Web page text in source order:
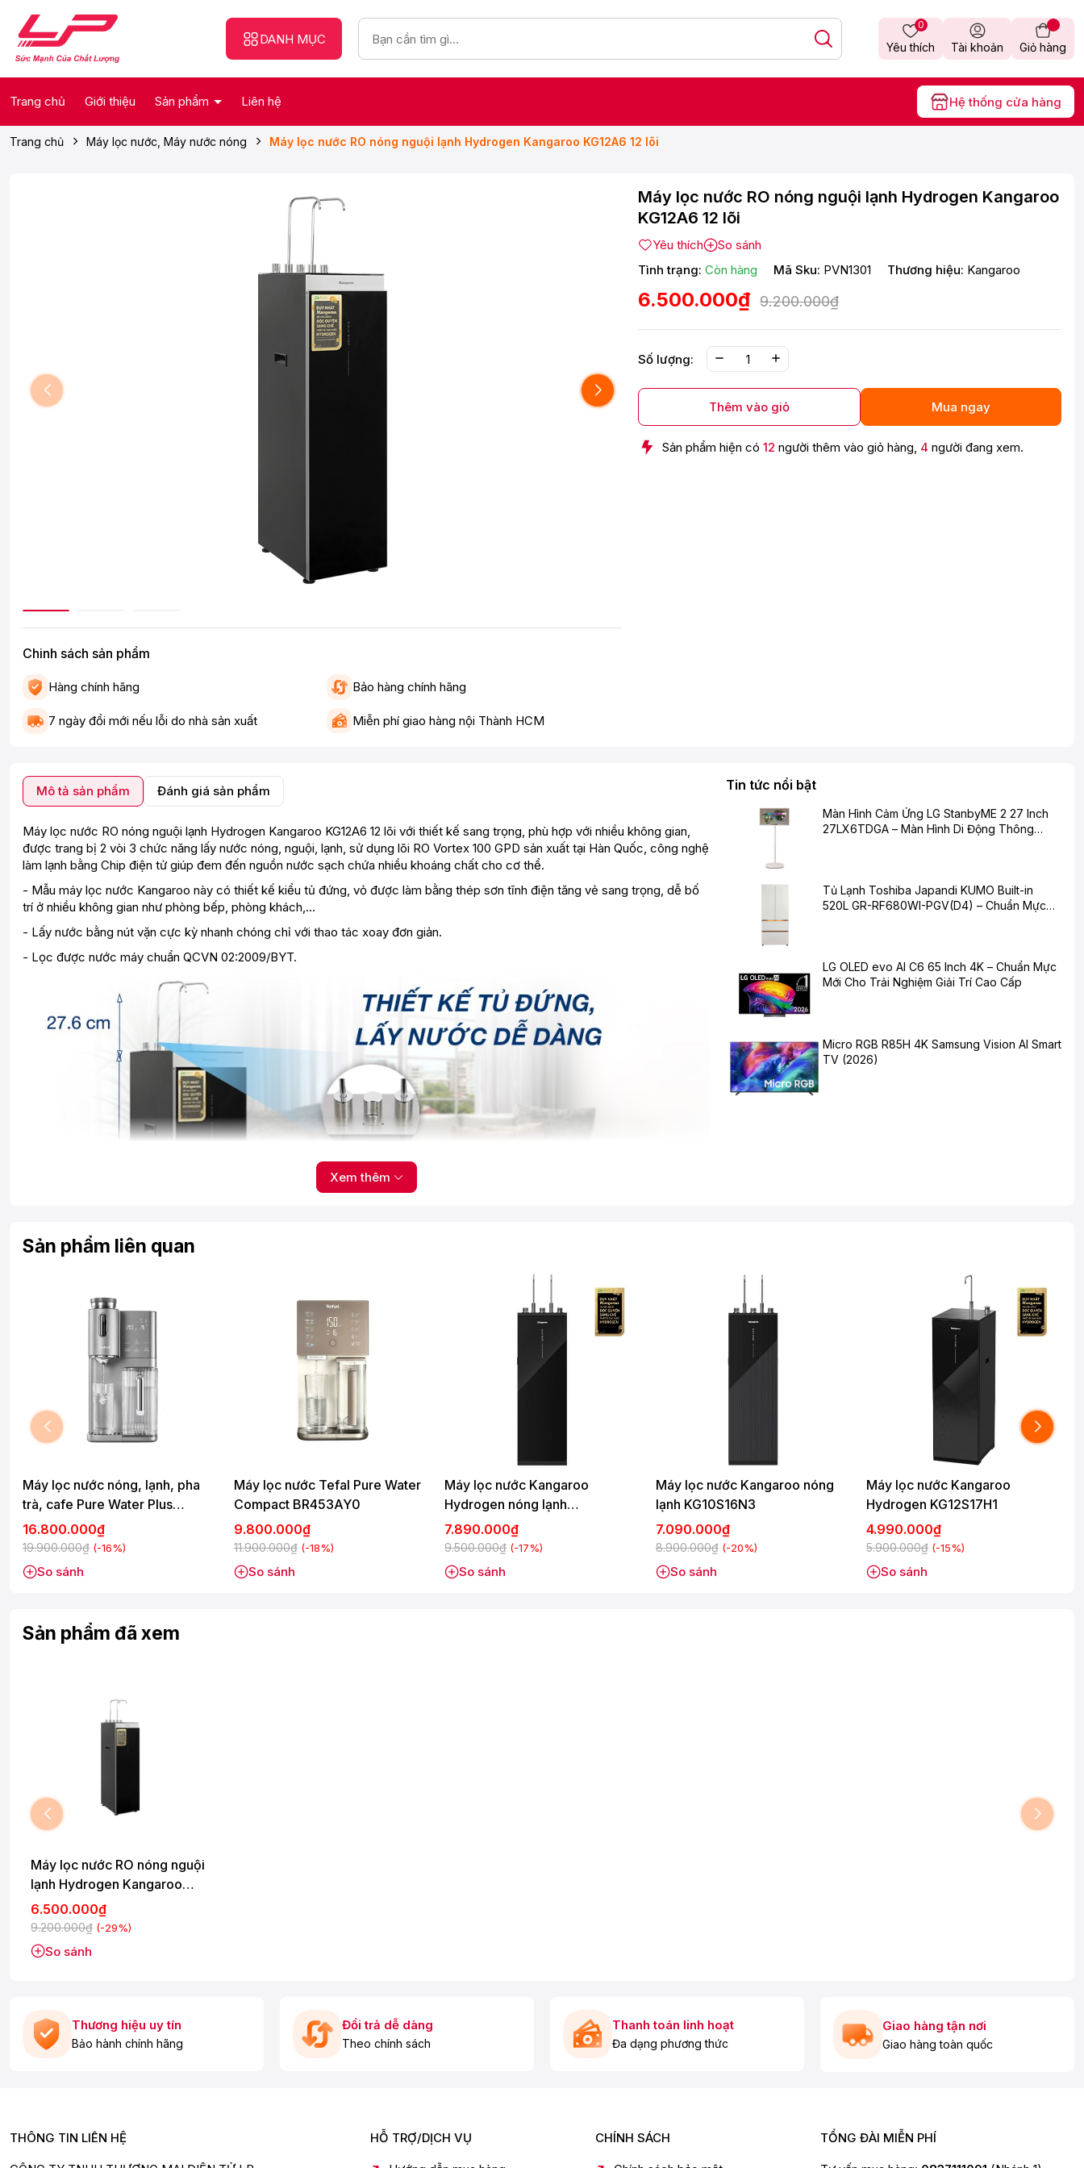
DANH MỤC
Yêu thích
0
Tài khoản Giỏ hàng
Trang chủ Giới thiệu Sản phẩm Liên hệ Hệ thống cửa hàng
Trang chủ Máy lọc nước, Máy nước nóng Máy lọc nước RO nóng nguội lạnh Hydrogen Kangaroo KG12A6 12 lõi
Chinh sách sản phẩm
Hàng chính hãng Bảo hàng chính hãng
7 ngày đổi mới nếu lỗi do nhà sản xuất Miễn phí giao hàng nội Thành HCM
Máy lọc nước RO nóng nguội lạnh Hydrogen Kangaroo
KG12A6 12 lõi
Yêu thích
So sánh
Tình trạng: Còn hàng Mã Sku: PVN1301 Thương hiệu: Kangaroo
6.500.000₫ 9.200.000₫
Số lượng:
Thêm vào giỏ Mua ngay
Sản phẩm hiện có 12 người thêm vào giỏ hàng, 4 người đang xem.
Mô tả sản phẩm Đánh giá sản phẩm
Máy lọc nước RO nóng nguội lạnh Hydrogen Kangaroo KG12A6 12 lõi với thiết kế sang trọng, phù hợp với nhiều không gian,
được trang bị 2 vòi 3 chức năng lấy nước nóng, nguội, lạnh, sử dụng lõi RO Vortex 100 GPD sản xuất tại Hàn Quốc, công nghệ
làm lạnh bằng Chip điện tử giúp đem đến nguồn nước sạch chứa nhiều khoáng chất cho cơ thể.
- Mẫu máy lọc nước Kangaroo này có thiết kế kiểu tủ đứng, vỏ được làm bằng thép sơn tĩnh điện tăng vẻ sang trọng, dễ bố
trí ở nhiều không gian như phòng bếp, phòng khách,...
- Lấy nước bằng nút vặn cực kỳ nhanh chóng chỉ với thao tác xoay đơn giản.
- Lọc được nước máy chuẩn QCVN 02:2009/BYT.
Bổ sung nguồn nước Hydrogen tốt cho sức khỏe với công nghệ tạo nước Hydrogen độc quyền
Máy lọc nước Kangaroo KG12A6 được trang bị công nghệ tạo nước Hydrogen độc quyền, mang đến nguồn nước Hydrogen
giàu vi khoáng tự nhiên và chất điện giải có lợi cho sức khỏe gia đình. Một số công dụng nổi bật của nước Hydrogen:
- Loại bỏ các chất oxy hóa, làm chậm quá trình lão hóa.
- Trung hòa lượng axit dư thừa trong cơ thể.
- Chứa các khoáng chất tự nhiên và các chất điện giải dạng ion cần thiết cho cơ thể như K+, Mg2+, Ca2+, Na+,…
- Phân tử nước Hydrogen siêu nhỏ giúp thẩm thấu, hấp thụ, bù nước cho cơ thể nhanh hơn và đào thải độc tố tốt hơn.
- Thúc đẩy quá trình tiêu hoá tốt hơn, từ đó hỗ trợ cho việc duy trì vóc dáng, cải thiện sức khỏe.
Xem thêm
Tin tức nổi bật
Màn Hình Cảm Ứng LG StanbyME 2 27 Inch
27LX6TDGA – Màn Hình Di Động Thông
Tủ Lạnh Toshiba Japandi KUMO Built-in
520L GR-RF680WI-PGV(D4) – Chuẩn Mực
LG OLED evo AI C6 65 Inch 4K – Chuẩn Mực
Mới Cho Trải Nghiệm Giải Trí Cao Cấp
Micro RGB R85H 4K Samsung Vision AI Smart
TV (2026)
Sản phẩm liên quan
Máy lọc nước nóng, lạnh, pha
trà, cafe Pure Water Plus
BR653BY0
16.800.000₫
19.900.000₫ (-16%)
So sánh
Máy lọc nước Tefal Pure Water
Compact BR453AY0
9.800.000₫
11.900.000₫ (-18%)
So sánh
Máy lọc nước Kangaroo
Hydrogen nóng lạnh
KG10S18H3
7.890.000₫
9.500.000₫ (-17%)
So sánh
Máy lọc nước Kangaroo nóng
lạnh KG10S16N3
7.090.000₫
8.900.000₫ (-20%)
So sánh
Máy lọc nước Kangaroo
Hydrogen KG12S17H1
4.990.000₫
5.900.000₫ (-15%)
So sánh
Sản phẩm đã xem
Máy lọc nước RO nóng nguội
lạnh Hydrogen Kangaroo
KG12A6 12 lõi
6.500.000₫
9.200.000₫ (-29%)
So sánh
Thương hiệu uy tín
Bảo hành chính hãng
Đổi trả dễ dàng
Theo chính sách
Thanh toán linh hoạt
Đa dạng phương thức
Giao hàng tận nơi
Giao hàng toàn quốc
THÔNG TIN LIÊN HỆ HỖ TRỢ/DỊCH VỤ CHÍNH SÁCH TỔNG ĐÀI MIỄN PHÍ